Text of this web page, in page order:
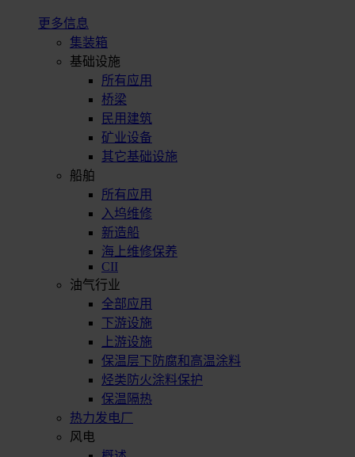
更多信息
集装箱
基础设施
所有应用
桥梁
民用建筑
矿业设备
其它基础设施
船舶
所有应用
入坞维修
新造船
海上维修保养
CII
油气行业
全部应用
下游设施
上游设施
保温层下防腐和高温涂料
烃类防火涂料保护
保温隔热
热力发电厂
风电